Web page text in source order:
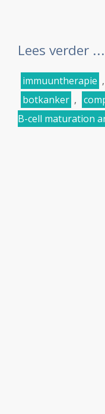
Lees verder ...
immuuntherapie ,
botkanker ,
B-cell maturation